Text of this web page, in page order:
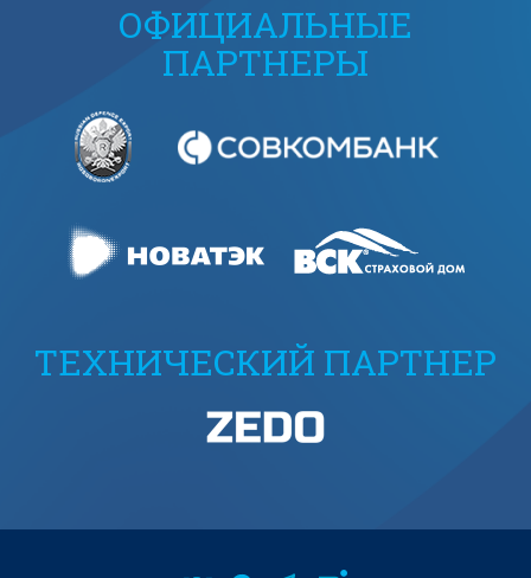
ОФИЦИАЛЬНЫЕ
ПАРТНЕРЫ
ТЕХНИЧЕСКИЙ ПАРТНЕР